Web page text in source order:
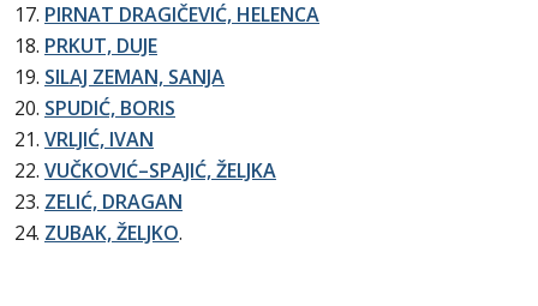
17. PIRNAT DRAGIČEVIĆ, HELENCA
18. PRKUT, DUJE
19. SILAJ ZEMAN, SANJA
20. SPUDIĆ, BORIS
21. VRLJIĆ, IVAN
22. VUČKOVIĆ–SPAJIĆ, ŽELJKA
23. ZELIĆ, DRAGAN
24. ZUBAK, ŽELJKO.